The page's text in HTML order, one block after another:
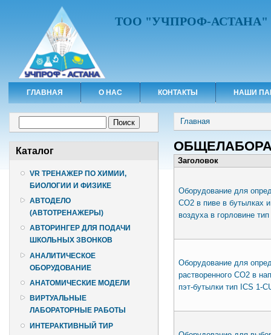
ТОО "УЧПРОФ-АСТАНА"
ГЛАВНАЯ О НАС КОНТАКТЫ НАШИ
Каталог
VR ТРЕНАЖЕР ПО ХИМИИ,
БИОЛОГИИ И ФИЗИКЕ
АВТОДЕЛО
(АВТОТРЕНАЖЕРЫ)
АВТОРИНГЕР ДЛЯ ПОДАЧИ
ШКОЛЬНЫХ ЗВОНКОВ
АНАЛИТИЧЕСКОЕ
ОБОРУДОВАНИЕ
АНАТОМИЧЕСКИЕ МОДЕЛИ
ВИРТУАЛЬНЫЕ
ЛАБОРАТОРНЫЕ РАБОТЫ
ИНТЕРАКТИВНЫЙ ТИР
Вы здесь
Главная
Заголовок
Оборудование для
СО2 в пиве в бутылках
воздуха в горловине
Оборудование для
растворенного СО2 в
пэт-бутылки тип ICS 1-